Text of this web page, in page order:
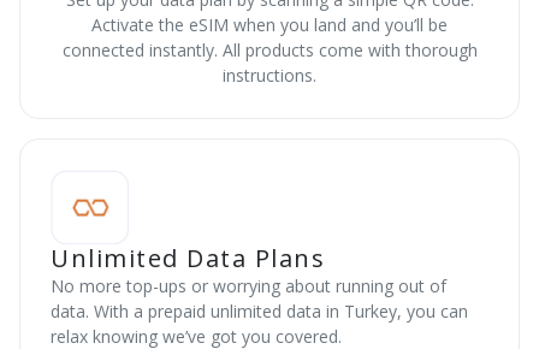
Activate the eSIM when you land and you’ll be
connected instantly. All products come with thorough
instructions.
Unlimited Data Plans
No more top-ups or worrying about running out of
data. With a prepaid unlimited data in Turkey, you can
relax knowing we’ve got you covered.